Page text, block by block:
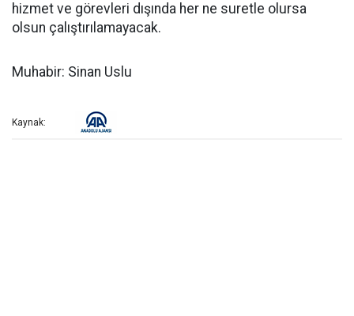
hizmet ve görevleri dışında her ne suretle olursa
olsun çalıştırılamayacak.
Muhabir: Sinan Uslu
Kaynak: